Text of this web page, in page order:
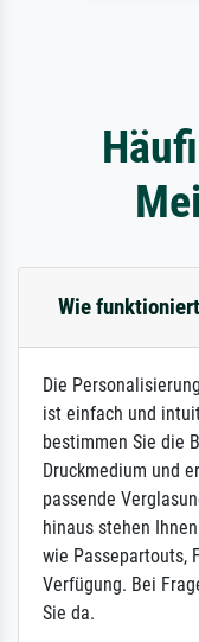
Wie
Die
ist einfach und
bestimmen Sie die
Druckmedium und
passende
hinaus stehen
wie Passepartouts,
Verfügung. Bei
Sie da.